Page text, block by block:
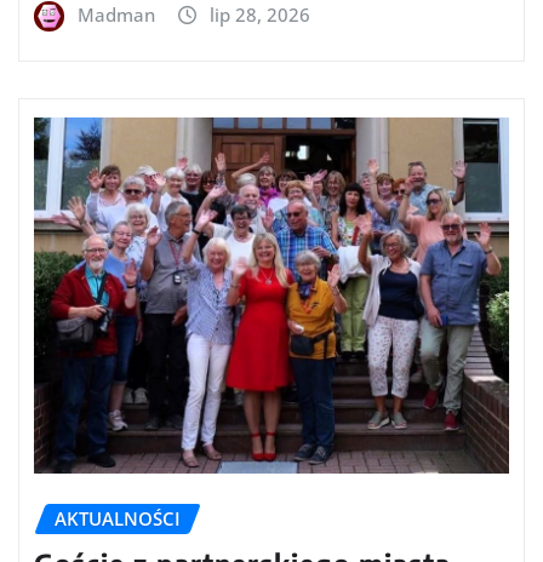
Madman lip 28, 2026
AKTUALNOŚCI